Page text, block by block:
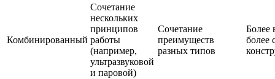
Комбинированный
Сочетание
нескольких
принципов
работы
(например,
ультразвуковой
и паровой)
Сочетание
преимуществ
разных типов
Более
более